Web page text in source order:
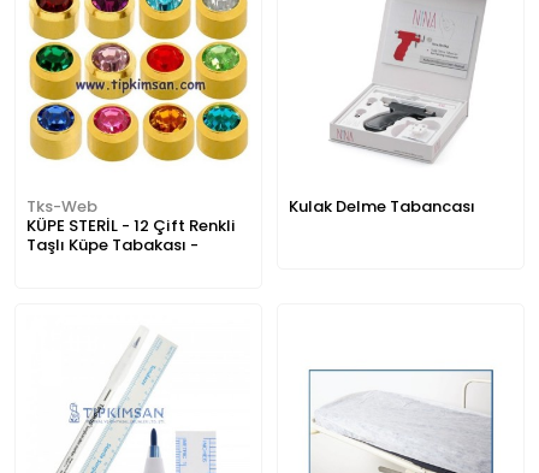
Tks-Web
KÜPE STERİL - 12 Çift Renkli
Taşlı Küpe Tabakası -
Kulak Delme Tabancası